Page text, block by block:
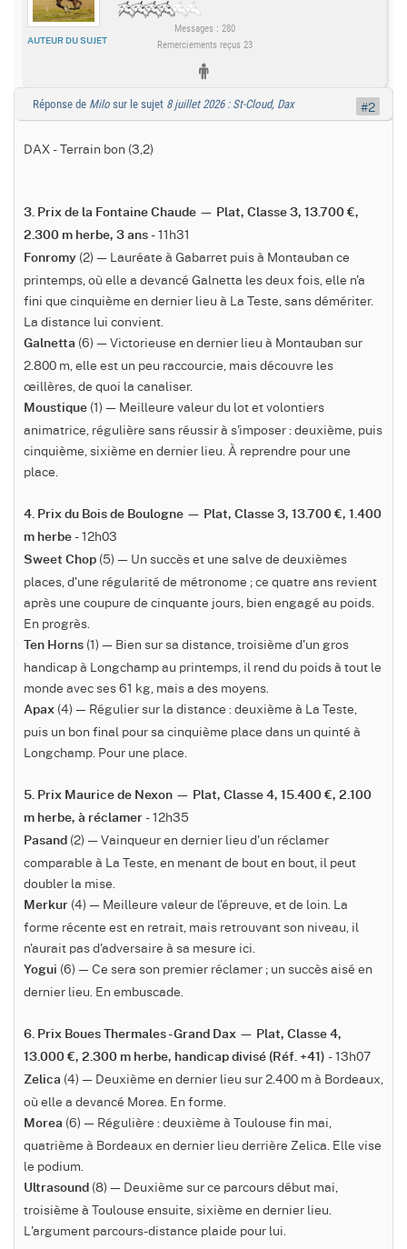
AUTEUR DU SUJET
Messages : 280
Remerciements reçus 23
Réponse de Milo sur le sujet 8 juillet 2026 : St-Cloud, Dax
DAX - Terrain bon (3,2)
3. Prix de la Fontaine Chaude — Plat, Classe 3, 13.700 €,
2.300 m herbe, 3 ans - 11h31
Fonromy (2) — Lauréate à Gabarret puis à Montauban ce
printemps, où elle a devancé Galnetta les deux fois, elle n'a
fini que cinquième en dernier lieu à La Teste, sans démériter.
La distance lui convient.
Galnetta (6) — Victorieuse en dernier lieu à Montauban sur
2.800 m, elle est un peu raccourcie, mais découvre les
œillères, de quoi la canaliser.
Moustique (1) — Meilleure valeur du lot et volontiers
animatrice, régulière sans réussir à s'imposer : deuxième, puis
cinquième, sixième en dernier lieu. À reprendre pour une
place.
4. Prix du Bois de Boulogne — Plat, Classe 3, 13.700 €, 1.400
m herbe - 12h03
Sweet Chop (5) — Un succès et une salve de deuxièmes
places, d'une régularité de métronome ; ce quatre ans revient
après une coupure de cinquante jours, bien engagé au poids.
En progrès.
Ten Horns (1) — Bien sur sa distance, troisième d'un gros
handicap à Longchamp au printemps, il rend du poids à tout le
monde avec ses 61 kg, mais a des moyens.
Apax (4) — Régulier sur la distance : deuxième à La Teste,
puis un bon final pour sa cinquième place dans un quinté à
Longchamp. Pour une place.
5. Prix Maurice de Nexon — Plat, Classe 4, 15.400 €, 2.100
m herbe, à réclamer - 12h35
Pasand (2) — Vainqueur en dernier lieu d'un réclamer
comparable à La Teste, en menant de bout en bout, il peut
doubler la mise.
Merkur (4) — Meilleure valeur de l'épreuve, et de loin. La
forme récente est en retrait, mais retrouvant son niveau, il
n'aurait pas d'adversaire à sa mesure ici.
Yogui (6) — Ce sera son premier réclamer ; un succès aisé en
dernier lieu. En embuscade.
6. Prix Boues Thermales - Grand Dax — Plat, Classe 4,
13.000 €, 2.300 m herbe, handicap divisé (Réf. +41) - 13h07
Zelica (4) — Deuxième en dernier lieu sur 2.400 m à Bordeaux,
où elle a devancé Morea. En forme.
Morea (6) — Régulière : deuxième à Toulouse fin mai,
quatrième à Bordeaux en dernier lieu derrière Zelica. Elle vise
le podium.
Ultrasound (8) — Deuxième sur ce parcours début mai,
troisième à Toulouse ensuite, sixième en dernier lieu.
L'argument parcours-distance plaide pour lui.
#2